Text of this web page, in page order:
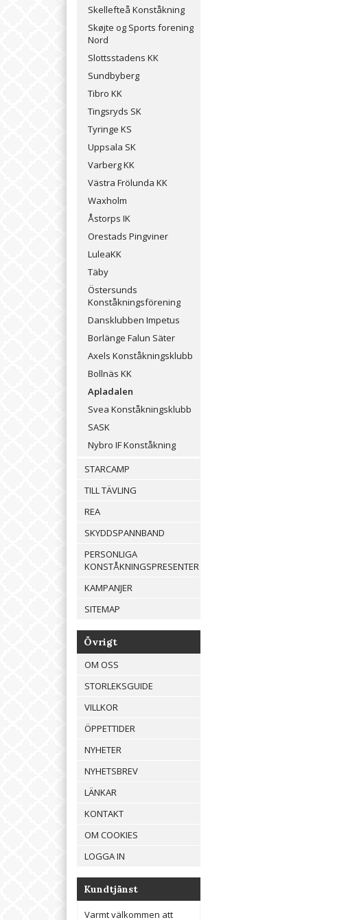
Skellefteå Konståkning
Skøjte og Sports forening
Nord
Slottsstadens KK
Sundbyberg
Tibro KK
Tingsryds SK
Tyringe KS
Uppsala SK
Varberg KK
Västra Frölunda KK
Waxholm
Åstorps IK
Orestads Pingviner
LuleaKK
Täby
Östersunds
Konståkningsförening
Dansklubben Impetus
Borlänge Falun Säter
Axels Konståkningsklubb
Bollnäs KK
Apladalen
Svea Konståkningsklubb
SASK
Nybro IF Konståkning
STARCAMP
TILL TÄVLING
REA
SKYDDSPANNBAND
PERSONLIGA
KONSTÅKNINGSPRESENTER
KAMPANJER
SITEMAP
Övrigt
OM OSS
STORLEKSGUIDE
VILLKOR
ÖPPETTIDER
NYHETER
NYHETSBREV
LÄNKAR
KONTAKT
OM COOKIES
LOGGA IN
Kundtjänst
Varmt välkommen att